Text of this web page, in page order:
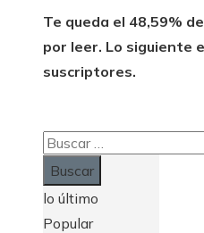
Te queda el 48,59%
por leer. Lo siguiente
suscriptores.
Buscar:
lo último
Popular